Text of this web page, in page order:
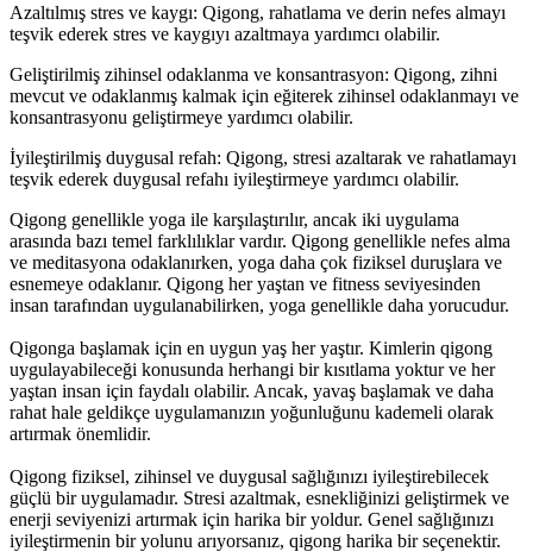
Azaltılmış stres ve kaygı: Qigong, rahatlama ve derin nefes almayı
teşvik ederek stres ve kaygıyı azaltmaya yardımcı olabilir.
Geliştirilmiş zihinsel odaklanma ve konsantrasyon: Qigong, zihni
mevcut ve odaklanmış kalmak için eğiterek zihinsel odaklanmayı ve
konsantrasyonu geliştirmeye yardımcı olabilir.
İyileştirilmiş duygusal refah: Qigong, stresi azaltarak ve rahatlamayı
teşvik ederek duygusal refahı iyileştirmeye yardımcı olabilir.
Qigong genellikle yoga ile karşılaştırılır, ancak iki uygulama
arasında bazı temel farklılıklar vardır. Qigong genellikle nefes alma
ve meditasyona odaklanırken, yoga daha çok fiziksel duruşlara ve
esnemeye odaklanır. Qigong her yaştan ve fitness seviyesinden
insan tarafından uygulanabilirken, yoga genellikle daha yorucudur.
Qigonga başlamak için en uygun yaş her yaştır. Kimlerin qigong
uygulayabileceği konusunda herhangi bir kısıtlama yoktur ve her
yaştan insan için faydalı olabilir. Ancak, yavaş başlamak ve daha
rahat hale geldikçe uygulamanızın yoğunluğunu kademeli olarak
artırmak önemlidir.
Qigong fiziksel, zihinsel ve duygusal sağlığınızı iyileştirebilecek
güçlü bir uygulamadır. Stresi azaltmak, esnekliğinizi geliştirmek ve
enerji seviyenizi artırmak için harika bir yoldur. Genel sağlığınızı
iyileştirmenin bir yolunu arıyorsanız, qigong harika bir seçenektir.